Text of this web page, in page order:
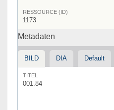
RESSOURCE (ID)
1173
Metadaten
BILD DIA Default
TITEL
001.84